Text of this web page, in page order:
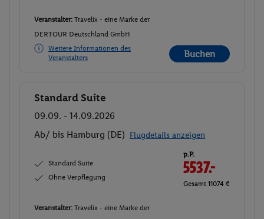
Veranstalter: Travelix - eine Marke der
DERTOUR Deutschland GmbH
Weitere Informationen des
Veranstalters
Buchen
Buchen
Standard Suite
09.09. - 14.09.2026
Ab/ bis Hamburg (DE) Flugdetails anzeigen
Standard Suite
Ohne Verpflegung
p.P.
5537.-
Gesamt 11074 €
Veranstalter: Travelix - eine Marke der